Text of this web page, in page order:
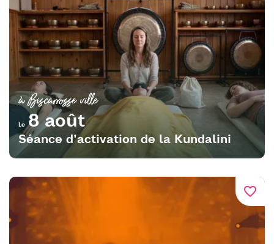
à Biscarrosse ville
Le8 août
Séance d'activation de la Kundalini
favorite_border